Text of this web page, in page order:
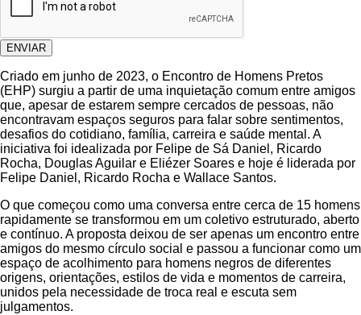
ENVIAR
Criado em junho de 2023, o Encontro de Homens Pretos
(EHP) surgiu a partir de uma inquietação comum entre amigos
que, apesar de estarem sempre cercados de pessoas, não
encontravam espaços seguros para falar sobre sentimentos,
desafios do cotidiano, família, carreira e saúde mental. A
iniciativa foi idealizada por Felipe de Sá Daniel, Ricardo
Rocha, Douglas Aguilar e Eliézer Soares e hoje é liderada por
Felipe Daniel, Ricardo Rocha e Wallace Santos.
O que começou como uma conversa entre cerca de 15 homens
rapidamente se transformou em um coletivo estruturado, aberto
e contínuo. A proposta deixou de ser apenas um encontro entre
amigos do mesmo círculo social e passou a funcionar como um
espaço de acolhimento para homens negros de diferentes
origens, orientações, estilos de vida e momentos de carreira,
unidos pela necessidade de troca real e escuta sem
julgamentos.